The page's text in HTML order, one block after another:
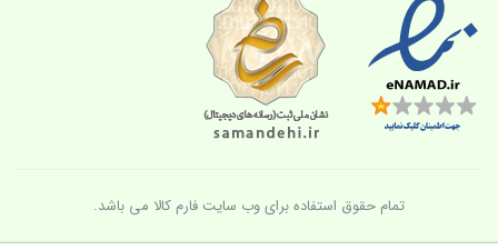
تمام حقوق استفاده برای وب سایت فارم کالا می باشد.